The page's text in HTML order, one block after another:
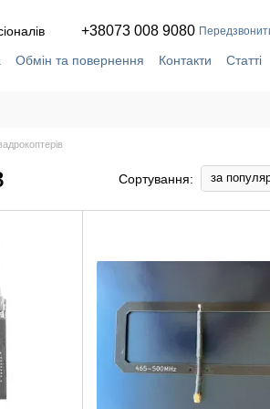
+38073 008 9080
Обмін та повернення Контакти Статті
Сортування: за